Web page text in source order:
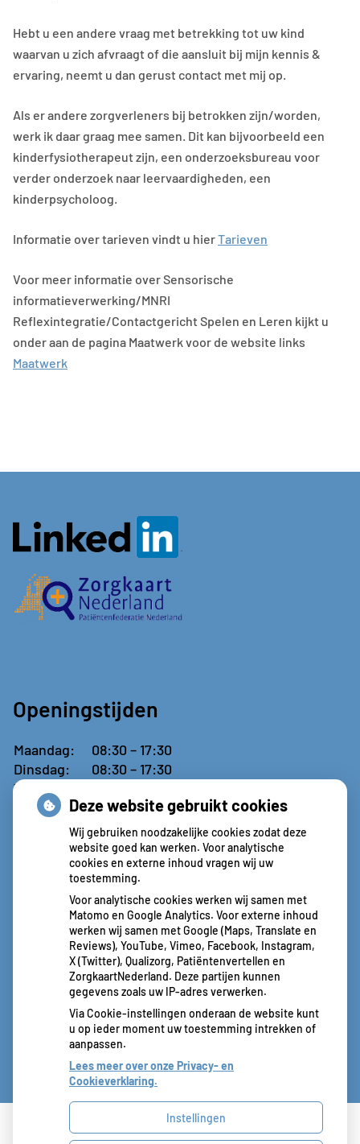
Hebt u een andere vraag met betrekking tot uw kind
waarvan u zich afvraagt of die aansluit bij mijn kennis &
ervaring, neemt u dan gerust contact met mij op.
Als er andere zorgverleners bij betrokken zijn/worden,
werk ik daar graag mee samen. Dit kan bijvoorbeeld een
kinderfysiotherapeut zijn, een onderzoeksbureau voor
verder onderzoek naar leervaardigheden, een
kinderpsycholoog.
Informatie over tarieven vindt u hierTarieven
Voor meer informatie over Sensorische
informatieverwerking/MNRI
Reflexintegratie/Contactgericht Spelen en Leren kijkt u
onder aan de pagina Maatwerk voor de website links
Maatwerk
Openingstijden
Maandag:
08:30 – 17:30
Dinsdag:
08:30 – 17:30
Woensdag:
Donderdag:09:00 – 13:00
Gesloten
Aangesloten bij:
Deze website gebruikt cookies
Wij gebruiken noodzakelijke cookies zodat deze
website goed kan werken. Voor analytische
cookies en externe inhoud vragen wij uw
toestemming.
Voor analytische cookies werken wij samen met
Matomo en Google Analytics. Voor externe inhoud
werken wij samen met Google (Maps, Translate en
Reviews), YouTube, Vimeo, Facebook, Instagram,
X (Twitter), Qualizorg, Patiëntenvertellen en
ZorgkaartNederland. Deze partijen kunnen
gegevens zoals uw IP-adres verwerken.
Via Cookie-instellingen onderaan de website kunt
u op ieder moment uw toestemming intrekken of
aanpassen.
Lees meer over onze Privacy- en
Cookieverklaring.
Instellingen